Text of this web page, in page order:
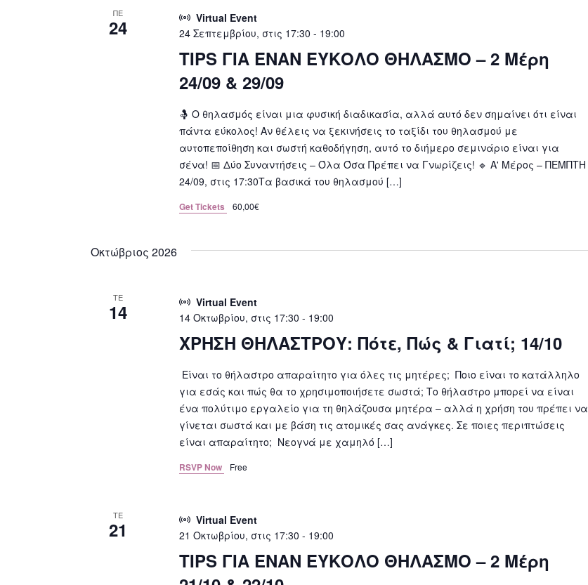
ΠΕ
24
TIPS ΓΙΑ ΕΝΑΝ ΕΥΚΟΛΟ ΘΗΛΑΣΜΟ – 2 Μέρη
24/09 & 29/09
24 Σεπτεμβρίου, στις 17:30 - 19:00
Virtual Event
🤱 Ο θηλασμός είναι μια φυσική διαδικασία, αλλά αυτό δεν σημαίνει ότι είναι
πάντα εύκολος! Αν θέλεις να ξεκινήσεις το ταξίδι του θηλασμού με
αυτοπεποίθηση και σωστή καθοδήγηση, αυτό το διήμερο σεμινάριο είναι για
σένα! 📅 Δύο Συναντήσεις – Όλα Όσα Πρέπει να Γνωρίζεις! 🔹 Α' Μέρος – ΠΕΜΠΤΗ
24/09, στις 17:30Τα βασικά του θηλασμού […]
Get Tickets 60,00€
Οκτώβριος 2026
ΤΕ
14
ΧΡΗΣΗ ΘΗΛΑΣΤΡΟΥ: Πότε, Πώς & Γιατί; 14/10
14 Οκτωβρίου, στις 17:30 - 19:00
Virtual Event
Είναι το θήλαστρο απαραίτητο για όλες τις μητέρες; Ποιο είναι το κατάλληλο
για εσάς και πώς θα το χρησιμοποιήσετε σωστά; Το θήλαστρο μπορεί να είναι
ένα πολύτιμο εργαλείο για τη θηλάζουσα μητέρα – αλλά η χρήση του πρέπει να
γίνεται σωστά και με βάση τις ατομικές σας ανάγκες. Σε ποιες περιπτώσεις
είναι απαραίτητο; Νεογνά με χαμηλό […]
RSVP Now Free
ΤΕ
21
TIPS ΓΙΑ ΕΝΑΝ ΕΥΚΟΛΟ ΘΗΛΑΣΜΟ – 2 Μέρη
21 Οκτωβρίου, στις 17:30 - 19:00
Virtual Event